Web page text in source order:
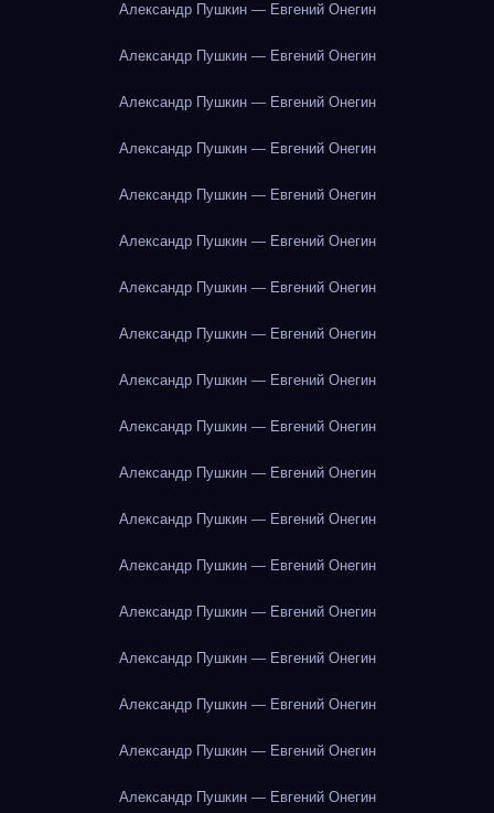
Александр Пушкин — Евгений Онегин
Александр Пушкин — Евгений Онегин
Александр Пушкин — Евгений Онегин
Александр Пушкин — Евгений Онегин
Александр Пушкин — Евгений Онегин
Александр Пушкин — Евгений Онегин
Александр Пушкин — Евгений Онегин
Александр Пушкин — Евгений Онегин
Александр Пушкин — Евгений Онегин
Александр Пушкин — Евгений Онегин
Александр Пушкин — Евгений Онегин
Александр Пушкин — Евгений Онегин
Александр Пушкин — Евгений Онегин
Александр Пушкин — Евгений Онегин
Александр Пушкин — Евгений Онегин
Александр Пушкин — Евгений Онегин
Александр Пушкин — Евгений Онегин
Александр Пушкин — Евгений Онегин